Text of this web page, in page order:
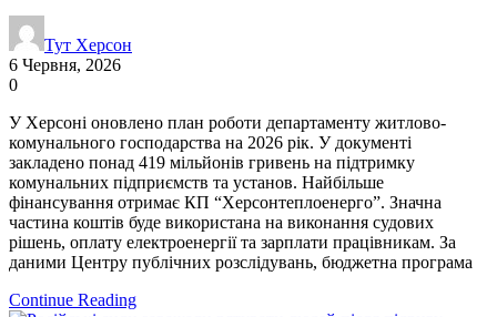
Тут Херсон
6 Червня, 2026
0
У Херсоні оновлено план роботи департаменту житлово-
комунального господарства на 2026 рік. У документі
закладено понад 419 мільйонів гривень на підтримку
комунальних підприємств та установ. Найбільше
фінансування отримає КП “Херсонтеплоенерго”. Значна
частина коштів буде використана на виконання судових
рішень, оплату електроенергії та зарплати працівникам. За
даними Центру публічних розслідувань, бюджетна програма
Continue Reading